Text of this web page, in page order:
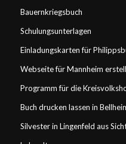
Bauernkriegsbuch
Schulungsunterlagen
Einladungskarten für
Webseite für Mannheim
Programm für die
Buch drucken lassen in
Silvester in Lingenfeld aus